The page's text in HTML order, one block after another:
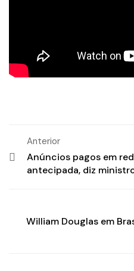
Anterior
Anúncios pagos em
antecipada, diz
William Douglas em